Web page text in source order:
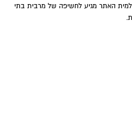
צילומים מאירוע
נשמח שתשתפו
האתר מגיע לחשיפה של מרבית בתי